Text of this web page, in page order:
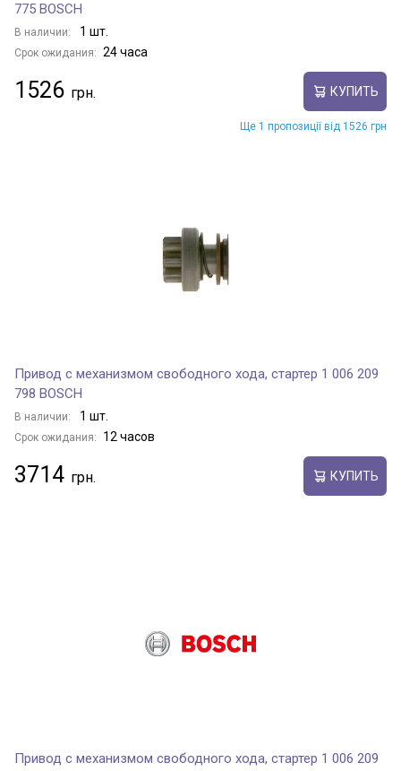
775 BOSCH
В наличии: 1 шт.
Срок ожидания: 24 часа
1526 КУПИТЬ
Ще 1 пропозиції від 1526 грн
Привод с механизмом свободного хода, стартер 1 006 209
798 BOSCH
В наличии: 1 шт.
Срок ожидания: 12 часов
3714 КУПИТЬ
Привод с механизмом свободного хода, стартер 1 006 209